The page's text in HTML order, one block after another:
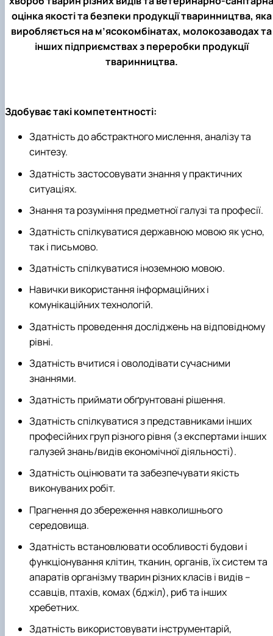
НОВИНИ
факультетом ветеринарної медицини …
Скринька довіри
Вступ 2022 рік
Вступ 2021 рік
Вступ 2020 рік
Вступ 2019 рік
оцінка якості та безпеки продукції тваринництва, яка
виробляється на м’ясокомбінатах, молокозаводах та
інших підприємствах з переробки продукції
тваринництва.
Здобуває такі компетентності:
Здатність до абстрактного мислення, аналізу та
синтезу.
Здатність застосовувати знання у практичних
ситуаціях.
Знання та розуміння предметної галузі та професії.
Здатність спілкуватися державною мовою як усно,
так і письмово.
Здатність спілкуватися іноземною мовою.
Навички використання інформаційних і
комунікаційних технологій.
Здатність проведення досліджень на відповідному
рівні.
Здатність вчитися і оволодівати сучасними
знаннями.
Здатність приймати обґрунтовані рішення.
Здатність спілкуватися з представниками інших
професійних груп різного рівня (з експертами інших
галузей знань/видів економічної діяльності).
Здатність оцінювати та забезпечувати якість
виконуваних робіт.
Прагнення до збереження навколишнього
середовища.
Здатність встановлювати особливості будови і
функціонування клітин, тканин, органів, їх систем та
апаратів організму тварин різних класів і видів –
ссавців, птахів, комах (бджіл), риб та інших
хребетних.
Здатність використовувати інструментарій,